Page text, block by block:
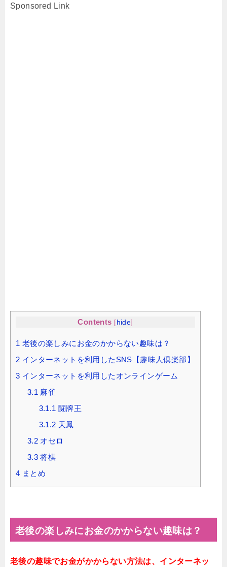
Sponsored Link
Contents [ hide]
1 老後の楽しみにお金のかからない趣味は？
2 インターネットを利用したSNS【趣味人倶楽部】
3 インターネットを利用したオンラインゲーム
3.1 麻雀
3.1.1 闘牌王
3.1.2 天鳳
3.2 オセロ
3.3 将棋
4 まとめ
老後の楽しみにお金のかからない趣味は？
老後の趣味でお金がかからない方法は、インターネッ